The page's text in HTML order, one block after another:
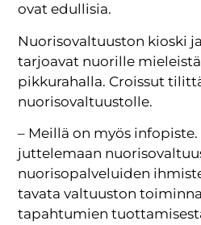
ovat edullisia.
Nuorisovaltuuston kioski
tarjoavat nuorille
pikkurahalla. Croissut
nuorisovaltuustolle.
– Meillä on myös
juttelemaan
nuorisopalveluiden
tavata valtuuston
tapahtumien